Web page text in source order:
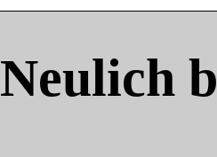
Neulich